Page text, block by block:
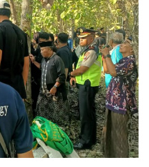
dan terukur sesuai
upaya yang lebih
pengamanan yang
imbauan dari